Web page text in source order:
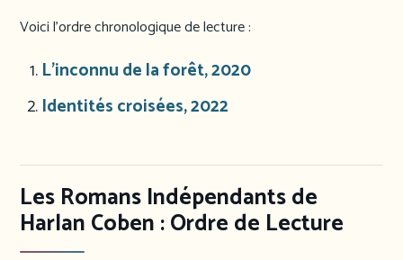
Voici l’ordre chronologique de lecture :
L’inconnu de la forêt, 2020
Identités croisées, 2022
Les Romans Indépendants de
Harlan Coben : Ordre de Lecture